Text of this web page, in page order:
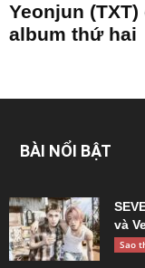
Yeonjun
album thứ hai
BÀI NỔI BẬT
và
Sao